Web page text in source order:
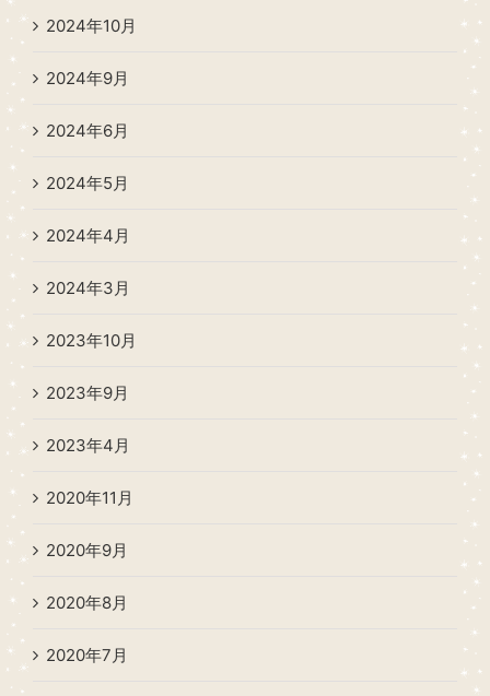
2024年10月
2024年9月
2024年6月
2024年5月
2024年4月
2024年3月
2023年10月
2023年9月
2023年4月
2020年11月
2020年9月
2020年8月
2020年7月